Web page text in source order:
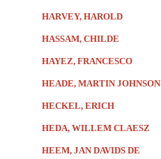
HARVEY, HAROLD
HASSAM, CHILDE
HAYEZ, FRANCESCO
HEADE, MARTIN JOHNSON
HECKEL, ERICH
HEDA, WILLEM CLAESZ
HEEM, JAN DAVIDS DE